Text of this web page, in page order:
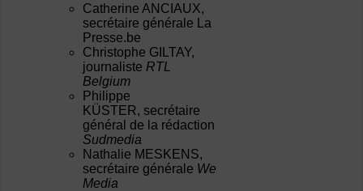
Catherine ANCIAUX,
secrétaire générale La
Presse.be
Christophe GILTAY,
journaliste RTL
Belgium
Philippe
KÜSTER, secrétaire
général de la rédaction
Sudmedia
Nathalie MESKENS,
secrétaire générale We
Media